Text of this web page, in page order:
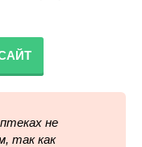
не
так как